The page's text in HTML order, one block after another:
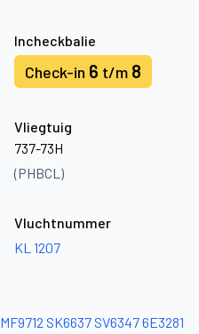
Incheckbalie
Check-in 6 t/m 8
Vliegtuig
737-73H
(PHBCL)
Vluchtnummer
KL 1207
MF9712 SK6637 SV63476E3281